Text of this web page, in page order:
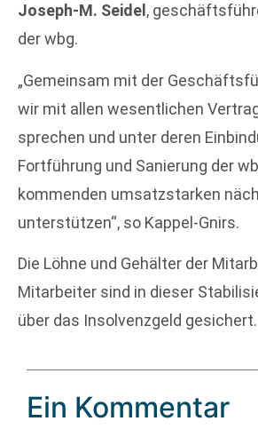
Joseph-M. Seidel ,
der wbg.
„Gemeinsam mit der
wir mit allen wesentlichen
sprechen und unter deren
Fortführung und Sanierung der
kommenden umsatzstarken
unterstützen“, so Kappel-Gnirs.
Die Löhne und Gehälter der
Mitarbeiter sind in dieser
über das Insolvenzgeld gesichert.
Ein Kommentar